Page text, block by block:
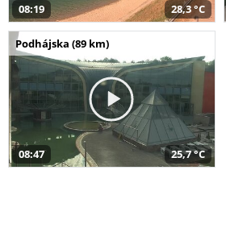
08:19 28,3 °C
Podhájska (89 km)
08:47 25,7 °C